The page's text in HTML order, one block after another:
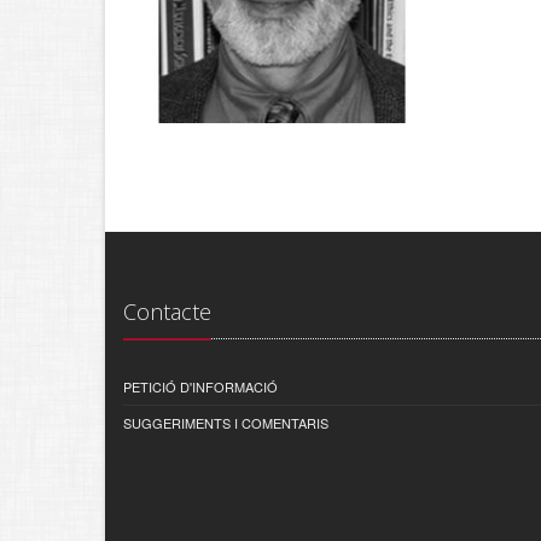
Contacte
PETICIÓ D'INFORMACIÓ
SUGGERIMENTS I COMENTARIS